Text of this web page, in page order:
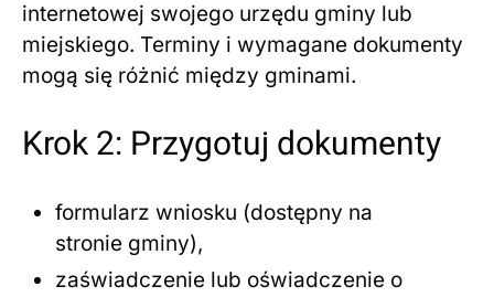
internetowej swojego urzędu gminy lub
miejskiego. Terminy i wymagane dokumenty
mogą się różnić między gminami.
Krok 2: Przygotuj dokumenty
formularz wniosku (dostępny na
stronie gminy),
zaświadczenie lub oświadczenie o